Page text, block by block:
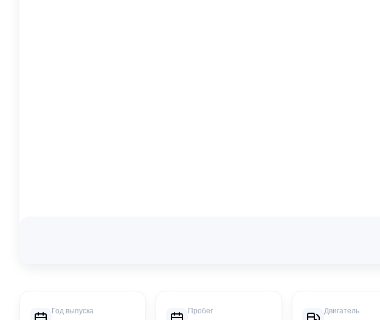
Год выпуска Пробег Двигатель